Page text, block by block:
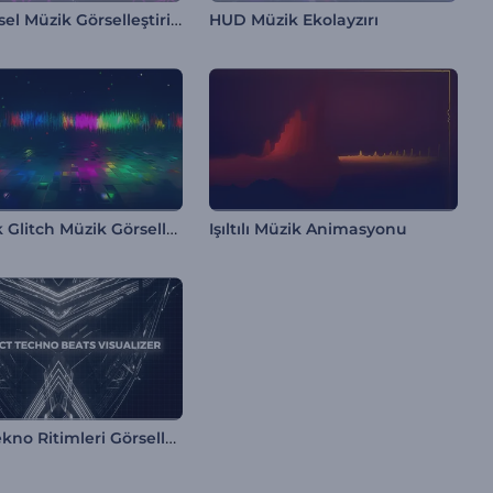
3B Çizgisel Müzik Görselleştirici HUD Müzik Ekolayzırı
Dinamik Glitch Müzik Görselleştirici Işıltılı Müzik Animasyonu
Soyut Tekno Ritimleri Görselleştirici